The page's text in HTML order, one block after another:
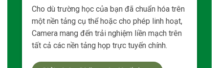
Camera này được thiết kế với tính đơn giản
làm trọng điểm.
Việc thiết lập camera này rất dễ dàng, nhờ vào
chức năng plug-and-play.